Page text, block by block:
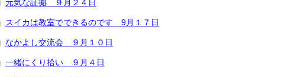
元気な証拠 ９月２４日
スイカは教室でできるのです 9月１７日
なかよし交流会 ９月１０日
一緒にくり拾い ９月４日